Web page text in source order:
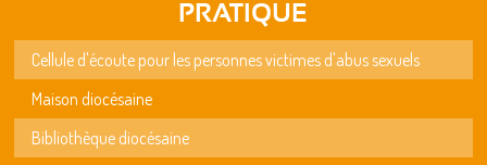
PRATIQUE
Cellule d'écoute pour les personnes victimes d'abus sexuels
Maison diocésaine
Bibliothèque diocésaine